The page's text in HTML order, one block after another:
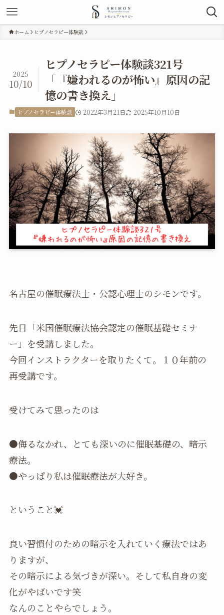
ホーム ヒプノセラピー体験談
ヒプノセラピー体験談321号
「『嫌われるのが怖い』原因の記
憶の書き換え」
2025
10/10
ヒプノセラピー体験談 2022年3月21日 2025年10月10日
名古屋の催眠療法士・公認心理士のシモンです。
先日「米国催眠療法協会認定の催眠基礎セミナ
ー」を受講しました。
今回インストラクターを取りたくて。１０年前の
再受講です。
受けてみて思ったのは
●侮るなかれ、とても深いのに催眠基礎の、暗示
療法。
●やっぱり私は催眠療法が大好き。
ということ💓
良い習慣付のための暗示を入れていく療法ではあ
りますが、
その暗示による気づきが深い。そして私自身の変
化がやばいです笑
なんのことやらでしょう。